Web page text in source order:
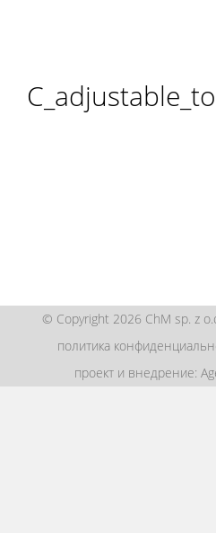
© Copyright 2026 ChM sp. z
политика
проект и внедрение: